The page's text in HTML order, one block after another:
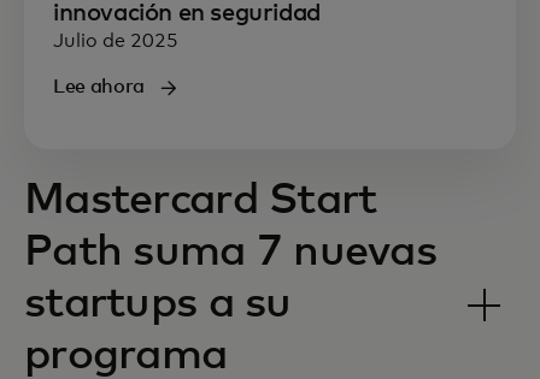
innovación en seguridad
Julio de 2025
Lee ahora
Mastercard Start
Path suma 7 nuevas
startups a su
programa